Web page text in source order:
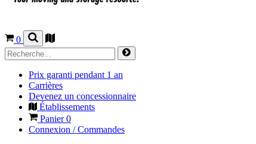
0
Prix garanti pendant 1 an
Carrières
Devenez un concessionnaire
Établissements
Panier0
Connexion / Commandes